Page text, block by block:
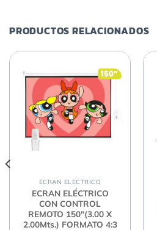
PRODUCTOS RELACIONADOS
ECRAN ELECTRICO
ECRAN ELÉCTRICO
CON CONTROL
REMOTO 150″(3.00 X
2.00Mts.) FORMATO 4:3